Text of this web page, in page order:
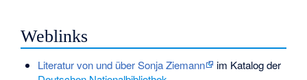
Weblinks
Literatur von und über Sonja Ziemann
im Katalog der